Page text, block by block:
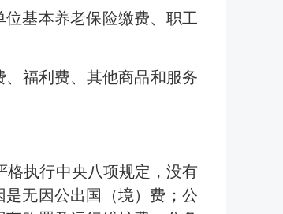
位基本养老保险缴费、职工
福利费、其他商品和服务
格执行中央八项规定，没有
无因公出国（境）费；公